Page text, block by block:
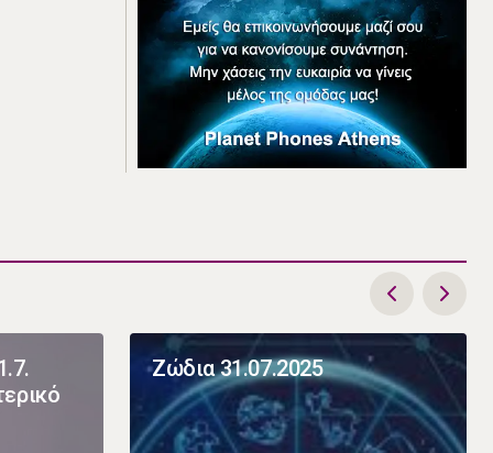
Ζώδια 31.07.2025